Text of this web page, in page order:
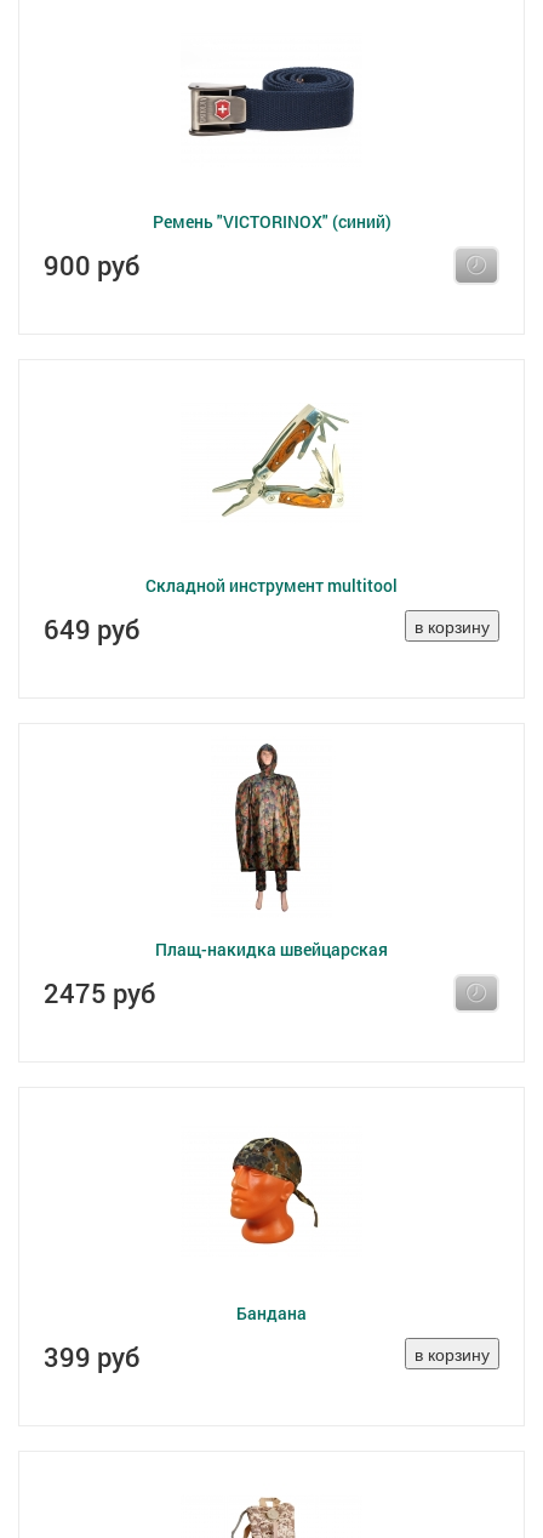
Ремень "VICTORINOX" (синий)
900 руб
Складной инструмент multitool
649 руб
Плащ-накидка швейцарская
2475 руб
Бандана
399 руб